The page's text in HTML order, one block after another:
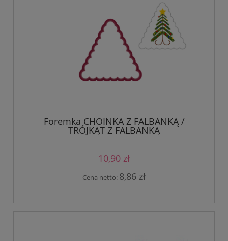
Foremka CHOINKA Z FALBANKĄ /
TRÓJKĄT Z FALBANKĄ
10,90 zł
Cena netto: 8,86 zł